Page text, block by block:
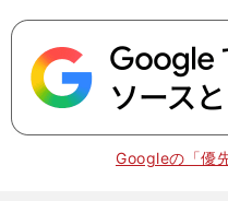
Googleの「優